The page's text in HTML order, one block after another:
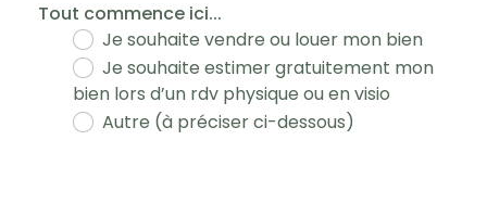
Tout commence ici...
Je souhaite vendre ou louer mon bien
Je souhaite estimer gratuitement mon
bien lors d’un rdv physique ou en visio
Autre (à préciser ci-dessous)